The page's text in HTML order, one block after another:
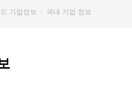
기업정보 국내 기업 정보